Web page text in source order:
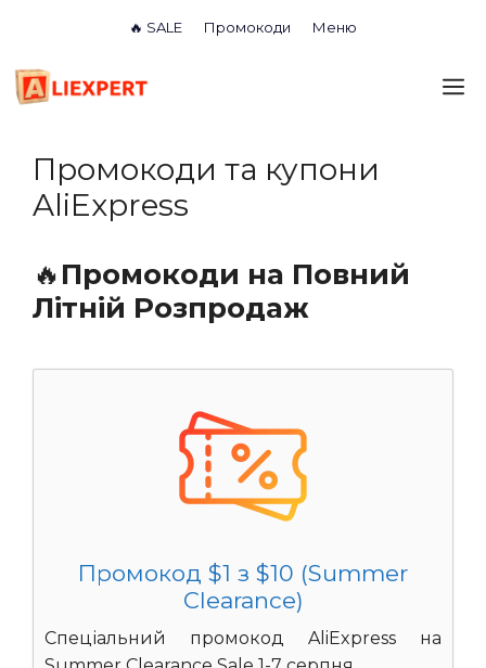
вмісту
🔥 SALE Промокоди Меню
Промокоди та купони
AliExpress
🔥Промокоди на Повний
Літній Розпродаж
Промокод $1 з $10 (Summer
Clearance)
Спеціальний промокод AliExpress на